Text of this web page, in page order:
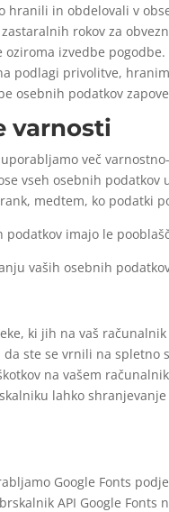
hranili in obdelovali v
rokov za
izvedbe pogodbe.
podlagi privolitve,
osebnih podatkov
varnosti
več
vseh osebnih
medtem, ko podatki
imajo le
vaših osebnih
ki jih na vaš
da ste se vrnili na
na vašem
lahko
Google Fonts
API Google Fonts